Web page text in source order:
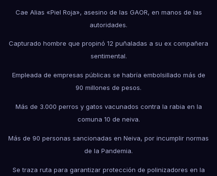
Cae Alias «Piel Roja», asesino de las GAOR, en manos de las
autoridades.
Capturado hombre que propinó 12 puñaladas a su ex compañera
sentimental.
Empleada de empresas públicas se habría embolsillado más de
90 millones de pesos.
Más de 3.000 perros y gatos vacunados contra la rabia en la
comuna 10 de neiva.
Más de 90 personas sancionadas en Neiva, por incumplir normas
de la Pandemia.
Se traza ruta para garantizar protección de polinizadores en la